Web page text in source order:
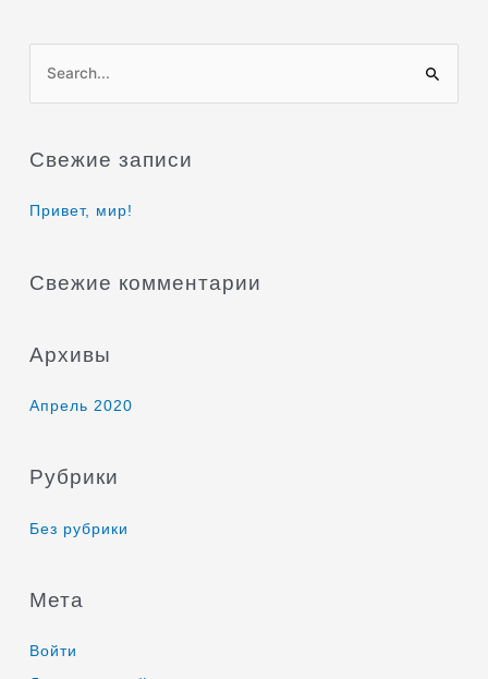
о
с
Свежие записи
Привет, мир!
Свежие комментарии
Архивы
Апрель 2020
Рубрики
Без рубрики
Мета
Войти